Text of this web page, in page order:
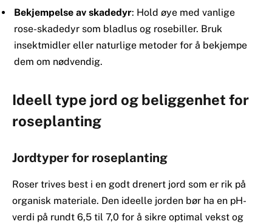
Bekjempelse av skadedyr: Hold øye med vanlige
rose-skadedyr som bladlus og rosebiller. Bruk
insektmidler eller naturlige metoder for å bekjempe
dem om nødvendig.
Ideell type jord og beliggenhet for
roseplanting
Jordtyper for roseplanting
Roser trives best i en godt drenert jord som er rik på
organisk materiale. Den ideelle jorden bør ha en pH-
verdi på rundt 6,5 til 7,0 for å sikre optimal vekst og